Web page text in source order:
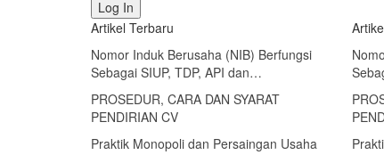
Log In
Artikel Terbaru
Nomor Induk Berusaha (NIB) Berfungsi
Sebagai SIUP, TDP, API dan…
PROSEDUR, CARA DAN SYARAT
PENDIRIAN CV
Praktik Monopoli dan Persaingan Usaha